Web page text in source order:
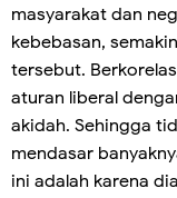
masyarakat dan
kebebasan,
tersebut.
aturan liberal
akidah. Sehingga
mendasar
ini adalah karena